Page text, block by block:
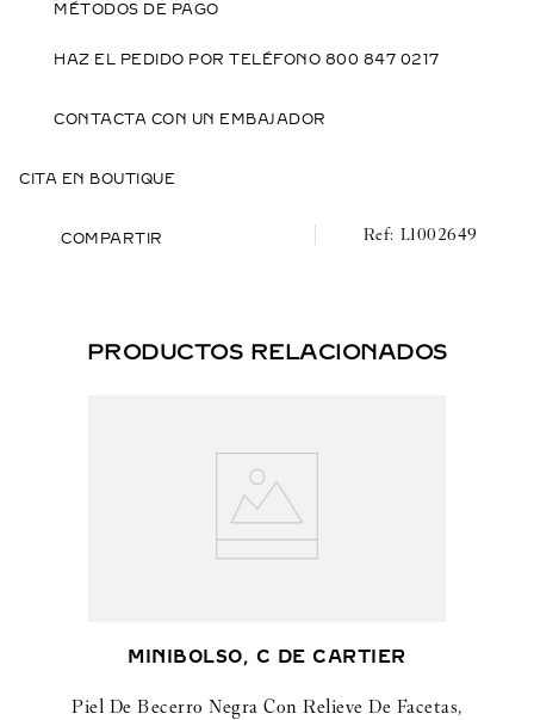
MÉTODOS DE PAGO
HAZ EL PEDIDO POR TELÉFONO 800 847 0217
CONTACTA CON UN EMBAJADOR
CITA EN BOUTIQUE
COMPARTIR L1002649
PRODUCTOS RELACIONADOS
MINIBOLSO, C DE CARTIER
Piel De Becerro Negra Con Relieve De Facetas,